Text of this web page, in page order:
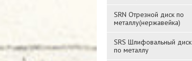
SRN Отрезной диск по
металлу(нержавейка)
SRS Шлифовальный диск
по металлу